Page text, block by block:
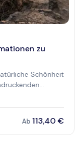
zu
Schönheit
bekannte Ort
perfekt für
Sie eine Reise
Ab 113,40 €